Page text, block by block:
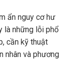
ẩn nguy cơ hư
là những lỗi phổ
cần kỹ thuật
nhân và phương